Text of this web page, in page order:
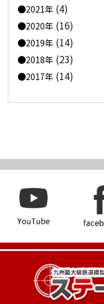
2021年 (4)
2020年 (16)
2019年 (14)
2018年 (23)
2017年 (14)